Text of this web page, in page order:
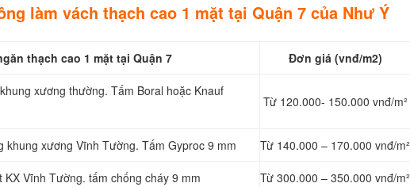
làm vách thạch cao 1 mặt tại Quận 7 của Như Ý
thạch cao 1 mặt tại Quận 7 Đơn giá (vnđ/m2)
xương thường. Tấm Boral hoặc Knauf
Từ 120.000- 150.000 vnđ/m²
xương Vĩnh Tường. Tấm Gyproc 9 mm Từ 140.000 – 170.000 vnđ/m²
Vĩnh Tường. tấm chống cháy 9 mm Từ 300.000 – 350.000 vnđ/m²